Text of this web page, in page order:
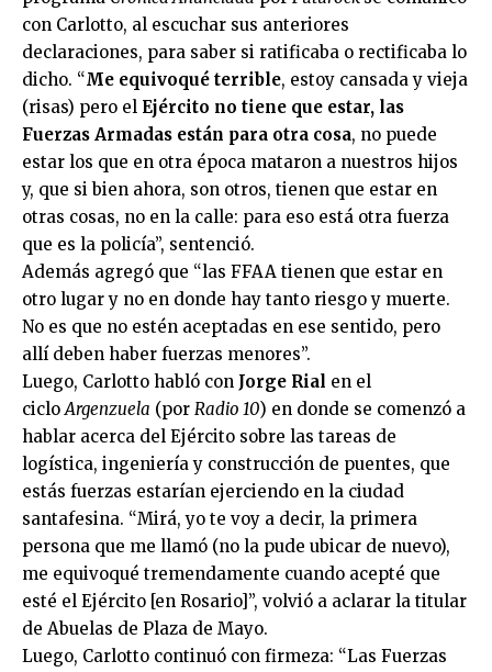
con Carlotto, al escuchar sus anteriores
declaraciones, para saber si ratificaba o rectificaba lo
dicho. “Me equivoqué terrible, estoy cansada y vieja
(risas) pero el Ejército no tiene que estar, las
Fuerzas Armadas están para otra cosa, no puede
estar los que en otra época mataron a nuestros hijos
y, que si bien ahora, son otros, tienen que estar en
otras cosas, no en la calle: para eso está otra fuerza
que es la policía”, sentenció.
Además agregó que “las FFAA tienen que estar en
otro lugar y no en donde hay tanto riesgo y muerte.
No es que no estén aceptadas en ese sentido, pero
allí deben haber fuerzas menores”.
Luego, Carlotto habló con Jorge Rial en el
cicloArgenzuela (por Radio 10) en donde se comenzó a
hablar acerca del Ejército sobre las tareas de
logística, ingeniería y construcción de puentes, que
estás fuerzas estarían ejerciendo en la ciudad
santafesina. “Mirá, yo te voy a decir, la primera
persona que me llamó (no la pude ubicar de nuevo),
me equivoqué tremendamente cuando acepté que
esté el Ejército [en Rosario]”, volvió a aclarar la titular
de Abuelas de Plaza de Mayo.
Luego, Carlotto continuó con firmeza: “Las Fuerzas